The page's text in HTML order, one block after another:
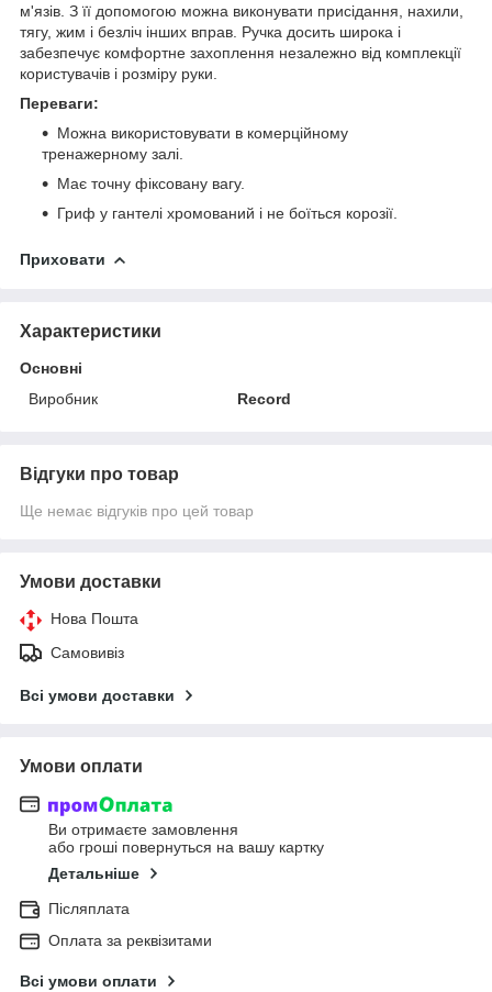
м'язів. З її допомогою можна виконувати присідання, нахили,
тягу, жим і безліч інших вправ. Ручка досить широка і
забезпечує комфортне захоплення незалежно від комплекції
користувачів і розміру руки.
Переваги:
Можна використовувати в комерційному
тренажерному залі.
Має точну фіксовану вагу.
Гриф у гантелі хромований і не боїться корозії.
Приховати
Характеристики
Основні
Виробник
Record
Відгуки про товар
Ще немає відгуків про цей товар
Умови доставки
Нова Пошта
Самовивіз
Всі умови доставки
Умови оплати
Ви отримаєте замовлення
або гроші повернуться на вашу картку
Детальніше
Післяплата
Оплата за реквізитами
Всі умови оплати